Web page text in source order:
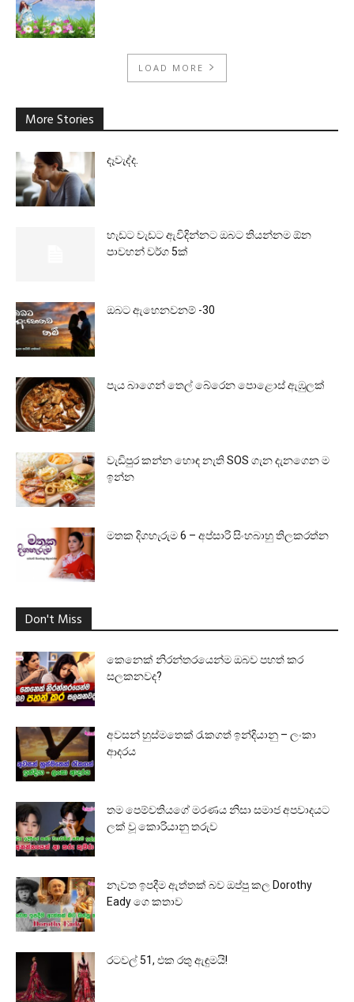
LOAD MORE
More Stories
දෑවැද්ද.
හැඩට වැඩට ඇවිදින්නට ඔබට තියන්නම ඕන
පාවහන් වර්ග 5ක්
ඔබට ඇහෙනවනම් -30
පැය බාගෙන් තෙල් බේරෙන පොළොස් ඇඹුලක්
වැඩිපුර කන්න හොඳ නැති SOS ගැන දැනගෙන ම
ඉන්න
මතක දිගහැරුම 6 – අප්සාරි සිංහබාහු තිලකරත්න
Don't Miss
කෙනෙක් නිරන්තරයෙන්ම ඔබව පහත් කර
සලකනවද?
අවසන් හුස්මතෙක් රැකගත් ඉන්දියානු – ලංකා
ආදරය
තම පෙම්වතියගේ මරණය නිසා සමාජ අපවාදයට
ලක් වූ කොරියානු තරුව
නැවත ඉපදීම ඇත්තක් බව ඔප්පු කල Dorothy
Eady ගෙ කතාව
රටවල් 51, එක රතු ඇඳුමයි!